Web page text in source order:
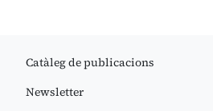
Catàleg de publicacions
Newsletter